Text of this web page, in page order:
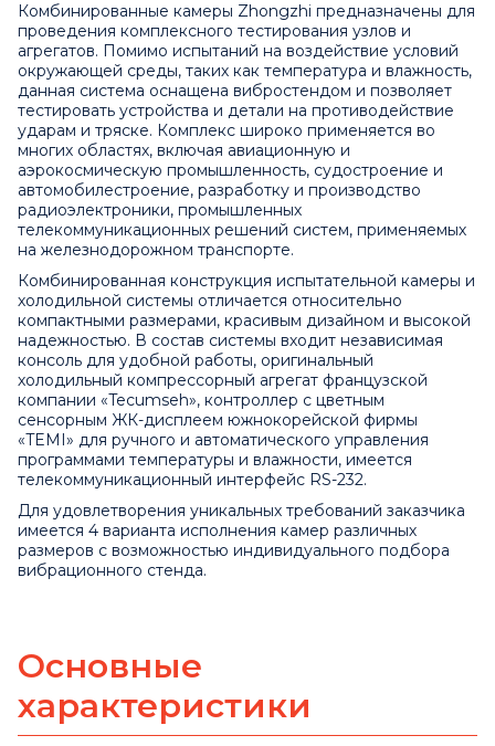
Комбинированные камеры Zhongzhi предназначены для
проведения комплексного тестирования узлов и
агрегатов. Помимо испытаний на воздействие условий
окружающей среды, таких как температура и влажность,
данная система оснащена вибростендом и позволяет
тестировать устройства и детали на противодействие
ударам и тряске. Комплекс широко применяется во
многих областях, включая авиационную и
аэрокосмическую промышленность, судостроение и
автомобилестроение, разработку и производство
радиоэлектроники, промышленных
телекоммуникационных решений систем, применяемых
на железнодорожном транспорте.
Комбинированная конструкция испытательной камеры и
холодильной системы отличается относительно
компактными размерами, красивым дизайном и высокой
надежностью. В состав системы входит независимая
консоль для удобной работы, оригинальный
холодильный компрессорный агрегат французской
компании «Tecumseh», контроллер с цветным
сенсорным ЖК-дисплеем южнокорейской фирмы
«TEMI» для ручного и автоматического управления
программами температуры и влажности, имеется
телекоммуникационный интерфейс RS-232.
Для удовлетворения уникальных требований заказчика
имеется 4 варианта исполнения камер различных
размеров с возможностью индивидуального подбора
вибрационного стенда.
Основные
характеристики